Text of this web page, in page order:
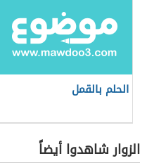
الحلم بالقمل
الزوار شاهدوا أيضاً